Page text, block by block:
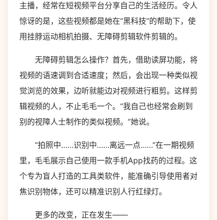
主播，经常在短视频平台分享自己的生活经历。令人
惊讶的是，这些视频都是她在“黑科技”的帮助下，使
用挂脖运动相机拍摄、无障碍剪辑软件剪辑的。
无障碍剪辑怎么操作？首先，借助读屏功能，将
视频的语速调到合适速度；然后，会出现一种类似视
觉浏览的效果，边听就能边对视频进行粗剪。这样剪
辑视频的人，不止毛毛一个。“我自己也经常会刷到
别的视障人士制作的类似视频。”她说。
“拍照中……识别中……离远一点……”在一期视频
里，毛毛展示自己使用一款手机App找药的过程。这
个专为盲人打造的工具类软件，能准确引导使用者对
焦识别物体，还可以精准识别人行红绿灯。
更多的改变，正在发生——